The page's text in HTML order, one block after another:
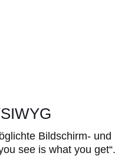
Bildschirm- und
see is what you get“.